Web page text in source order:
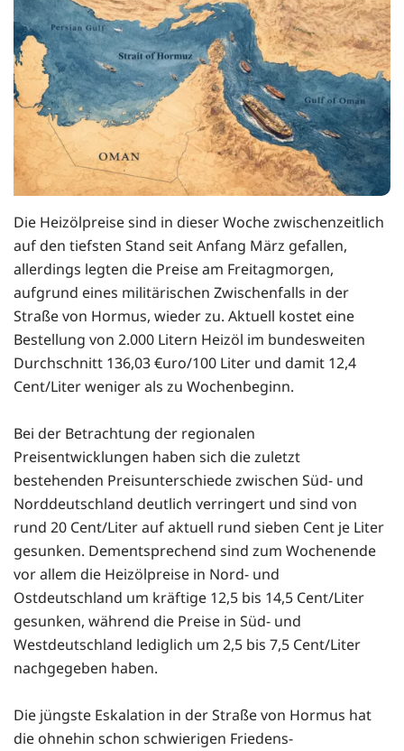
Die Heizölpreise sind in dieser Woche zwischenzeitlich
auf den tiefsten Stand seit Anfang März gefallen,
allerdings legten die Preise am Freitagmorgen,
aufgrund eines militärischen Zwischenfalls in der
Straße von Hormus, wieder zu. Aktuell kostet eine
Bestellung von 2.000 Litern Heizöl im bundesweiten
Durchschnitt 136,03 €uro/100 Liter und damit 12,4
Cent/Liter weniger als zu Wochenbeginn.
Bei der Betrachtung der regionalen
Preisentwicklungen haben sich die zuletzt
bestehenden Preisunterschiede zwischen Süd- und
Norddeutschland deutlich verringert und sind von
rund 20 Cent/Liter auf aktuell rund sieben Cent je Liter
gesunken. Dementsprechend sind zum Wochenende
vor allem die Heizölpreise in Nord- und
Ostdeutschland um kräftige 12,5 bis 14,5 Cent/Liter
gesunken, während die Preise in Süd- und
Westdeutschland lediglich um 2,5 bis 7,5 Cent/Liter
nachgegeben haben.
Die jüngste Eskalation in der Straße von Hormus hat
die ohnehin schon schwierigen Friedens-